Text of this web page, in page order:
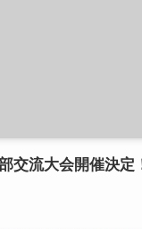
交流大会開催決定